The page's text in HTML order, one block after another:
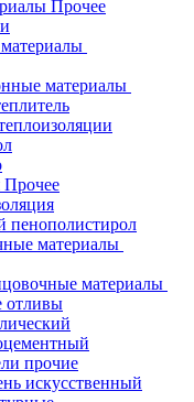
Прочее
материалы
Прочее
пенополистирол
материалы
материалы
отливы
прочие
искусственный